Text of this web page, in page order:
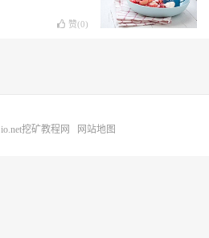
赞(0)
io.net挖矿教程网 网站地图